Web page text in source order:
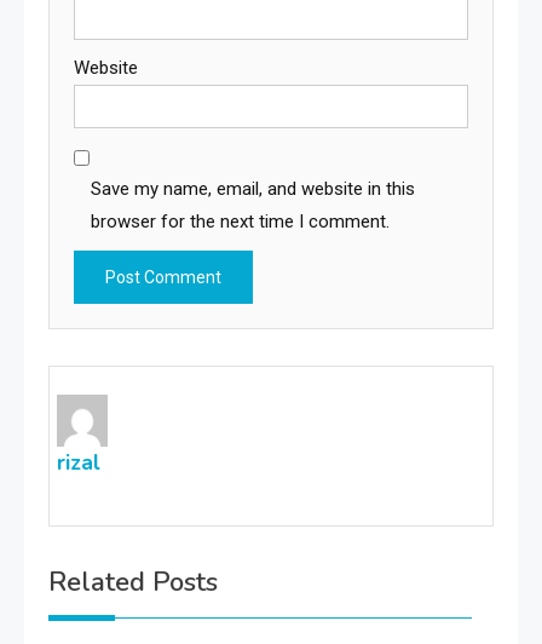
Website
Save my name, email, and website in this
browser for the next time I comment.
rizal
Related Posts